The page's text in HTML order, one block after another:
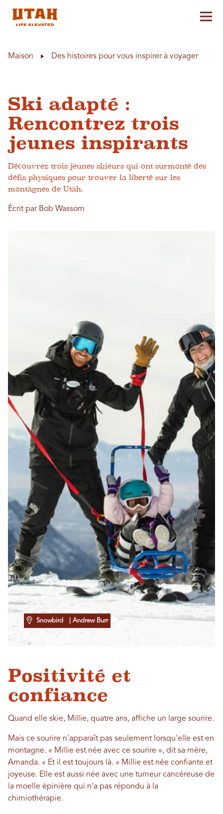
Maison Des histoires pour vous inspirer à voyager
Ski adapté :
Rencontrez trois
jeunes inspirants
Découvrez trois jeunes skieurs qui ont surmonté des
défis physiques pour trouver la liberté sur les
montagnes de Utah.
Écrit par Bob Wassom
Snowbird | Andrew Burr
Positivité et
confiance
Quand elle skie, Millie, quatre ans, affiche un large sourire.
Mais ce sourire n'apparaît pas seulement lorsqu'elle est en
montagne. « Millie est née avec ce sourire », dit sa mère,
Amanda. « Et il est toujours là. » Millie est née confiante et
joyeuse. Elle est aussi née avec une tumeur cancéreuse de
la moelle épinière qui n'a pas répondu à la
chimiothérapie.